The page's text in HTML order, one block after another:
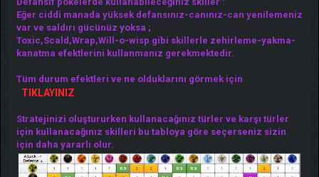
Eğer ciddi manada yüksek defansınız-canınız-can yenilemeniz
var ve saldırı gücünüz yoksa ;
Toxic,Scald,Wrap,Will-o-wisp gibi skillerle zehirleme-yakma-
kanatma efektlerini kullanmanız gerekmektedir.
Tüm durum efektleri ve ne olduklarını görmek için
TIKLAYINIZ
Stratejinizi oluştururken kullanacağınız türler ve karşı türler
için kullanacağınız skilleri bu tabloya göre seçerseniz sizin
için daha yararlı olur.